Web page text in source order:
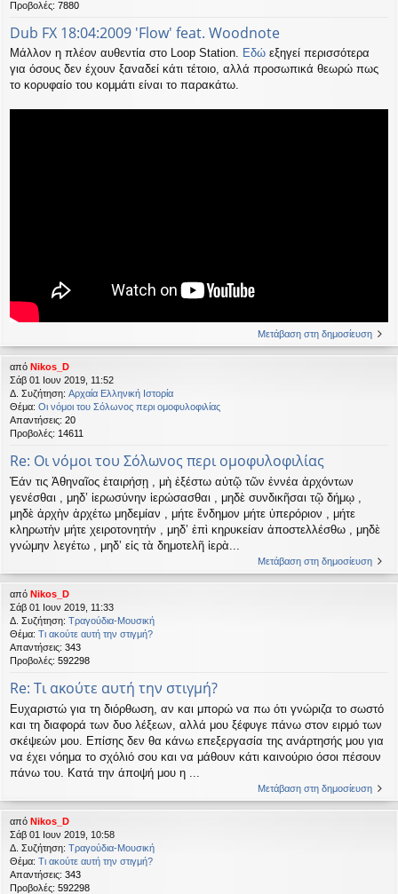
Προβολές: 7880
Dub FX 18:04:2009 'Flow' feat. Woodnote
Μάλλον η πλέον αυθεντία στο Loop Station. Εδώ εξηγεί περισσότερα
για όσους δεν έχουν ξαναδεί κάτι τέτοιο, αλλά προσωπικά θεωρώ πως
το κορυφαίο του κομμάτι είναι το παρακάτω.
Μετάβαση στη δημοσίευση
από Nikos_D
Σάβ 01 Ιουν 2019, 11:52
Δ. Συζήτηση: Αρχαία Ελληνική Ιστορία
Θέμα: Οι νόμοι του Σόλωνος περι ομοφυλοφιλίας
Απαντήσεις: 20
Προβολές: 14611
Re: Οι νόμοι του Σόλωνος περι ομοφυλοφιλίας
Ἐάν τις Ἀθηναῖος ἑταιρήσῃ , μὴ ἐξέστω αὐτῷ τῶν ἐννέα ἀρχόντων
γενέσθαι , μηδ’ ἱερωσύνην ἱερώσασθαι , μηδὲ συνδικῆσαι τῷ δήμῳ ,
μηδὲ ἀρχὴν ἀρχέτω μηδεμίαν , μήτε ἔνδημον μήτε ὑπερόριον , μήτε
κληρωτὴν μήτε χειροτονητήν , μηδ’ ἐπὶ κηρυκείαν ἀποστελλέσθω , μηδὲ
γνώμην λεγέτω , μηδ’ εἰς τὰ δημοτελῆ ἱερὰ...
Μετάβαση στη δημοσίευση
από Nikos_D
Σάβ 01 Ιουν 2019, 11:33
Δ. Συζήτηση: Τραγούδια-Μουσική
Θέμα: Τι ακούτε αυτή την στιγμή?
Απαντήσεις: 343
Προβολές: 592298
Re: Τι ακούτε αυτή την στιγμή?
Ευχαριστώ για τη διόρθωση, αν και μπορώ να πω ότι γνώριζα το σωστό
και τη διαφορά των δυο λέξεων, αλλά μου ξέφυγε πάνω στον ειρμό των
σκέψεών μου. Επίσης δεν θα κάνω επεξεργασία της ανάρτησής μου για
να έχει νόημα το σχόλιό σου και να μάθουν κάτι καινούριο όσοι πέσουν
πάνω του. Κατά την άποψή μου η ...
Μετάβαση στη δημοσίευση
από Nikos_D
Σάβ 01 Ιουν 2019, 10:58
Δ. Συζήτηση: Τραγούδια-Μουσική
Θέμα: Τι ακούτε αυτή την στιγμή?
Απαντήσεις: 343
Προβολές: 592298